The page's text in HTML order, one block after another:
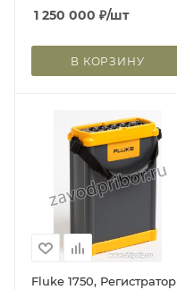
трехфазной сети
1 250 000 ₽/шт
В КОРЗИНУ
Fluke 1750, Регистратор